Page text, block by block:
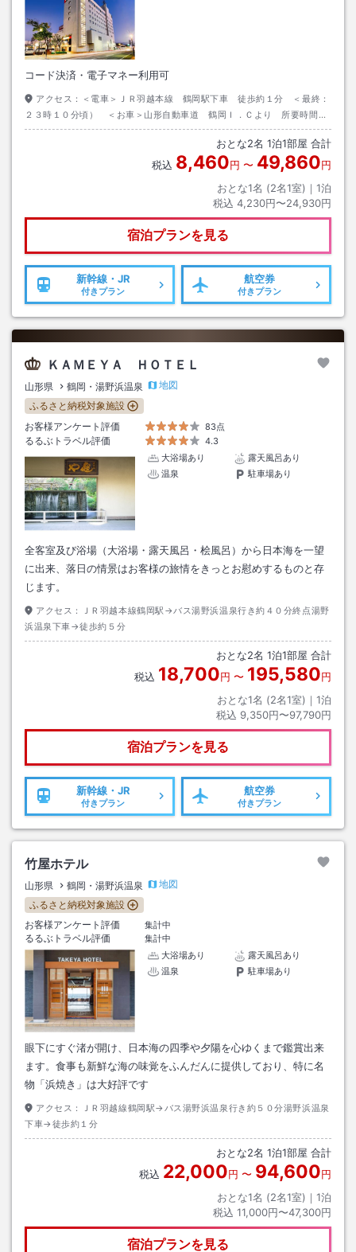
コード決済・電子マネー利用可
アクセス：
＜電車＞ＪＲ羽越本線 鶴岡駅下車 徒歩約１分 ＜最終：
２３時１０分頃） ＜お車＞山形自動車道 鶴岡Ｉ．Ｃより 所要時間約
15分
おとな2名 1泊1部屋 合計
税込 8,460円 〜 49,860円
おとな1名 (2名1室)｜ 1泊
税込 4,230円〜24,930円
宿泊プランを見る
新幹線・JR
付きプラン
航空券
付きプラン
ＫＡＭＥＹＡ ＨＯＴＥＬ
山形県 鶴岡・湯野浜温泉
地図
ふるさと納税対象施設
お客様アンケート評価
83点
るるぶトラベル評価
4.3
大浴場あり
露天風呂あり
温泉
駐車場あり
全客室及び浴場（大浴場・露天風呂・桧風呂）から日本海を一望
に出来、落日の情景はお客様の旅情をきっとお慰めするものと存
じます。
アクセス：
ＪＲ羽越本線鶴岡駅→バス湯野浜温泉行き約４０分終点湯野
浜温泉下車→徒歩約５分
おとな2名 1泊1部屋 合計
税込 18,700円 〜 195,580円
おとな1名 (2名1室)｜ 1泊
税込 9,350円〜97,790円
宿泊プランを見る
新幹線・JR
付きプラン
航空券
付きプラン
竹屋ホテル
山形県 鶴岡・湯野浜温泉
地図
ふるさと納税対象施設
お客様アンケート評価
集計中
るるぶトラベル評価
集計中
大浴場あり
露天風呂あり
温泉
駐車場あり
眼下にすぐ渚が開け、日本海の四季や夕陽を心ゆくまで鑑賞出来
ます。食事も新鮮な海の味覚をふんだんに提供しており、特に名
物「浜焼き」は大好評です
アクセス：
ＪＲ羽越線鶴岡駅→バス湯野浜温泉行き約５０分湯野浜温泉
下車→徒歩約１分
おとな2名 1泊1部屋 合計
税込 22,000円 〜 94,600円
おとな1名 (2名1室)｜ 1泊
税込 11,000円〜47,300円
宿泊プランを見る